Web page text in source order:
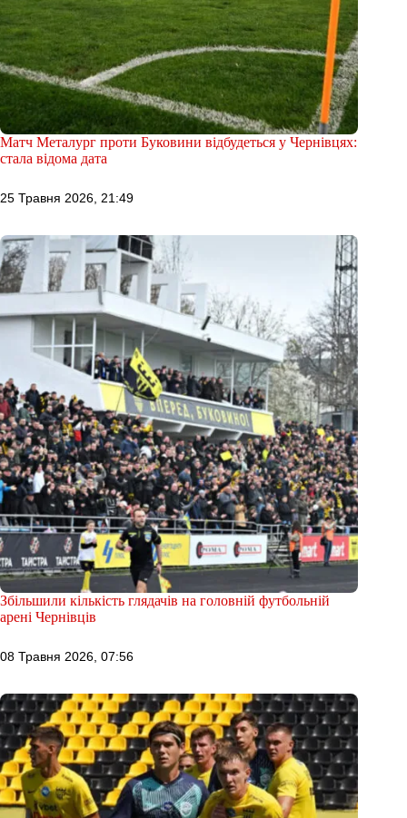
Матч Металург проти Буковини відбудеться у Чернівцях:
стала відома дата
25 Травня 2026, 21:49
Збільшили кількість глядачів на головній футбольній
арені Чернівців
08 Травня 2026, 07:56